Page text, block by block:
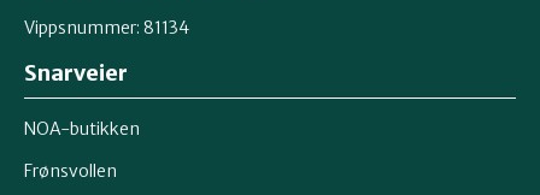
Vippsnummer: 81134
Snarveier
NOA-butikken
Frønsvollen